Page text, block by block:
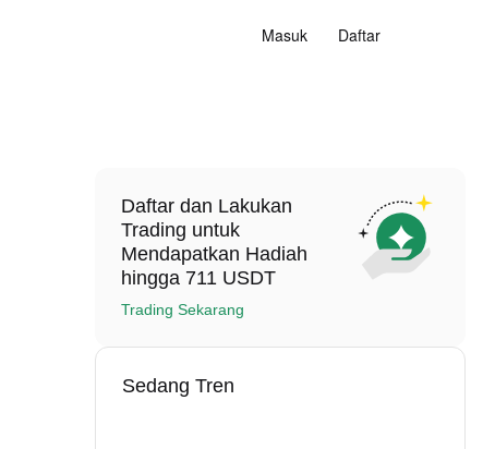
Masuk Daftar
Daftar dan Lakukan
Trading untuk
Mendapatkan Hadiah
hingga 711 USDT
Trading Sekarang
Sedang Tren